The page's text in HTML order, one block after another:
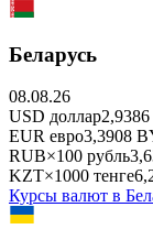
Беларусь
08.08.26
USD доллар2,9386
EUR евро3,3908
RUB×100 рубль
KZT×1000 тенге
Курсы валют в